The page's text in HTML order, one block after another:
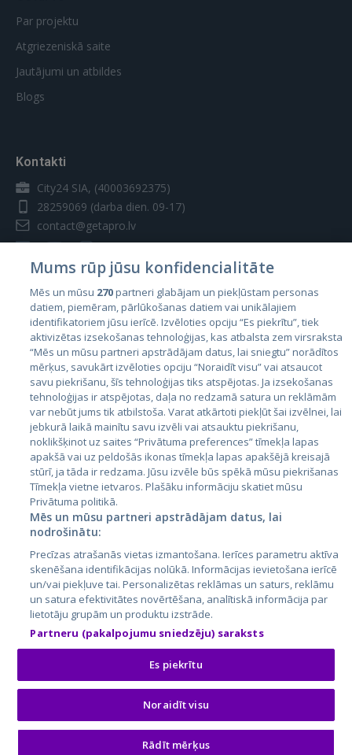
Par projektu
Atgriezeniskā saite
Jautājumi un atbildes
Blogs
Kontakti
City24 SIA, (40003692375)
28259069 (darba dien. 09-17)
contact@getapro.lv
Valstis
Igaunija
Latvija
Lietuva
City24.lv
City24.ee
GetaPro.lv
GetaPro.ee
Skelbiu.lt
Autoplius.lt
Aruodas.lt
Kainos.lt
Paslaugos.lt
auto24.ee
KV.ee
Osta.ee
KuldneBörs.ee
Mums rūp jūsu konfidencialitāte
Mēs un mūsu 270partneri glabājam un piekļūstam personas
datiem, piemēram, pārlūkošanas datiem vai unikālajiem
identifikatoriem jūsu ierīcē. Izvēloties opciju “Es piekrītu”, tiek
aktivizētas izsekošanas tehnoloģijas, kas atbalsta zem virsraksta
“Mēs un mūsu partneri apstrādājam datus, lai sniegtu” norādītos
mērķus, savukārt izvēloties opciju “Noraidīt visu” vai atsaucot
savu piekrišanu, šīs tehnoloģijas tiks atspējotas. Ja izsekošanas
tehnoloģijas ir atspējotas, daļa no redzamā satura un reklāmām
var nebūt jums tik atbilstoša. Varat atkārtoti piekļūt šai izvēlnei, lai
jebkurā laikā mainītu savu izvēli vai atsauktu piekrišanu,
noklikšķinot uz saites “Privātuma preferences” tīmekļa lapas
apakšā vai uz peldošās ikonas tīmekļa lapas apakšējā kreisajā
stūrī, ja tāda ir redzama. Jūsu izvēle būs spēkā mūsu piekrišanas
Tīmekļa vietne ietvaros. Plašāku informāciju skatiet mūsu
Privātuma politikā.
Mēs un mūsu partneri apstrādājam datus, lai
nodrošinātu:
Precīzas atrašanās vietas izmantošana. Ierīces parametru aktīva
skenēšana identifikācijas nolūkā. Informācijas ievietošana ierīcē
un/vai piekļuve tai. Personalizētas reklāmas un saturs, reklāmu
un satura efektivitātes novērtēšana, analītiskā informācija par
lietotāju grupām un produktu izstrāde.
Partneru (pakalpojumu sniedzēju) saraksts
Es piekrītu
Noraidīt visu
Rādīt mērķus